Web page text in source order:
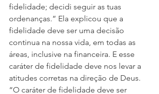
fidelidade; decidi seguir as tuas
ordenanças.” Ela explicou que a
fidelidade deve ser uma decisão
continua na nossa vida, em todas as
áreas, inclusive na financeira. E esse
caráter de fidelidade deve nos levar a
atitudes corretas na direção de Deus.
“O caráter de fidelidade deve ser